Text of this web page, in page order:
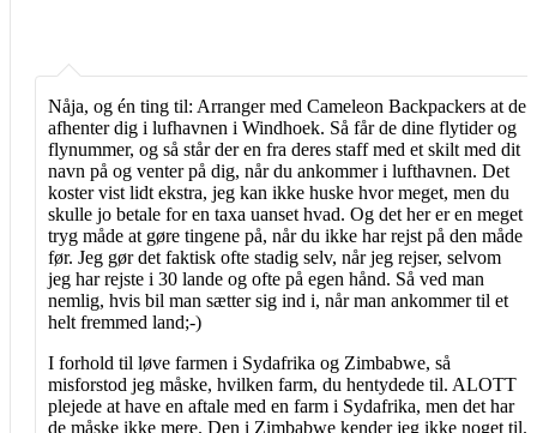
Nåja, og én ting til: Arranger med Cameleon Backpackers at de
afhenter dig i lufhavnen i Windhoek. Så får de dine flytider og
flynummer, og så står der en fra deres staff med et skilt med dit
navn på og venter på dig, når du ankommer i lufthavnen. Det
koster vist lidt ekstra, jeg kan ikke huske hvor meget, men du
skulle jo betale for en taxa uanset hvad. Og det her er en meget
tryg måde at gøre tingene på, når du ikke har rejst på den måde
før. Jeg gør det faktisk ofte stadig selv, når jeg rejser, selvom
jeg har rejste i 30 lande og ofte på egen hånd. Så ved man
nemlig, hvis bil man sætter sig ind i, når man ankommer til et
helt fremmed land;-)
I forhold til løve farmen i Sydafrika og Zimbabwe, så
misforstod jeg måske, hvilken farm, du hentydede til. ALOTT
plejede at have en aftale med en farm i Sydafrika, men det har
de måske ikke mere. Den i Zimbabwe kender jeg ikke noget til.